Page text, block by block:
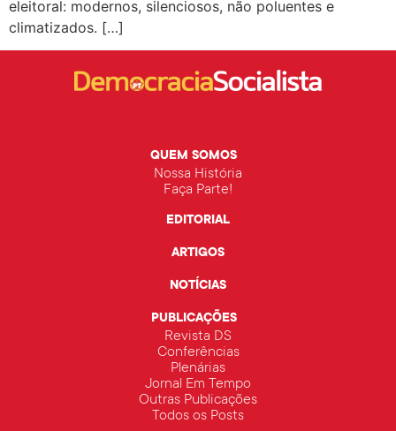
eleitoral: modernos, silenciosos, não poluentes e
climatizados. […]
QUEM SOMOS
Nossa História
Faça Parte!
EDITORIAL
ARTIGOS
NOTÍCIAS
PUBLICAÇÕES
Revista DS
Conferências
Plenárias
Jornal Em Tempo
Outras Publicações
Todos os Posts